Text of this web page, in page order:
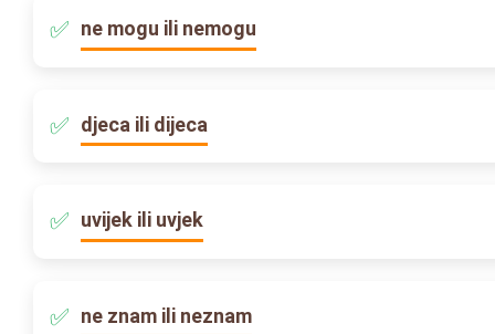
ne mogu ili nemogu
djeca ili dijeca
uvijek ili uvjek
ne znam ili neznam